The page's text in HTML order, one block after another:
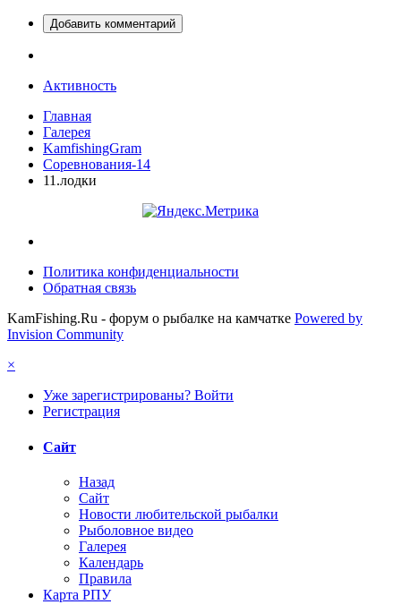
Добавить комментарий
Активность
Главная
Галерея
KamfishingGram
Соревнования-14
11.лодки
Политика конфиденциальности
Обратная связь
KamFishing.Ru - форум о рыбалке на камчатке Powered by
Invision Community
×
Уже зарегистрированы? Войти
Регистрация
Сайт
Назад
Сайт
Новости любительской рыбалки
Рыболовное видео
Галерея
Календарь
Правила
Карта РПУ